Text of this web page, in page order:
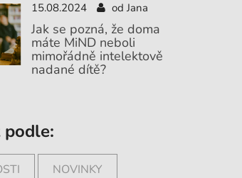
15.08.2024 od Jana
Jak se pozná, že doma
máte MiND neboli
mimořádně intelektově
nadané dítě?
NOVINKY